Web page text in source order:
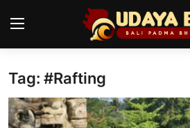
Home
Pura
Tag: #Rafting